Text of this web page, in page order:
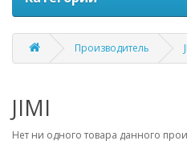
Производитель
JIMI
Нет ни одного товара данного